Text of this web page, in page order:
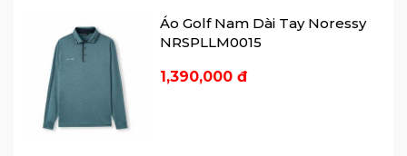
7Golf - Seven Golf - Play like a
champion today
🌐 Website:www.7golf.vn
📲
Instagram: https://www.instagram.com/
Áo Golf Nam Dài Tay Noressy
NRSPLLM0015
1,390,000 đ